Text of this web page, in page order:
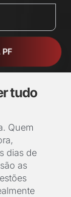
PF
tudo
Quem
dias de
as